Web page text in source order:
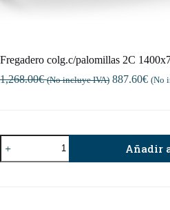
Fregadero colg.c/palomillas 2C
1,268.00€ (No incluye IVA) 887.60€ (No
Fregadero
colg.c/palomillas
2C
Añadir